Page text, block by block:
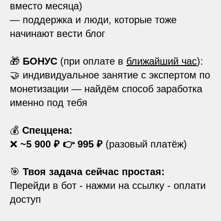
вместо месяца)
— поддержка и люди, которые тоже
начинают вести блог
🎁 БОНУС (при оплате в ближайший час):
🤝 индивидуальное занятие с экспертом по
монетизации — найдём способ заработка
именно под тебя
💰 Спеццена:
❌ ~5 900 ₽ 👉 995 ₽ (разовый платёж)
🎯 Твоя задача сейчас простая:
Перейди в бот - нажми на ссылку - оплати
доступ